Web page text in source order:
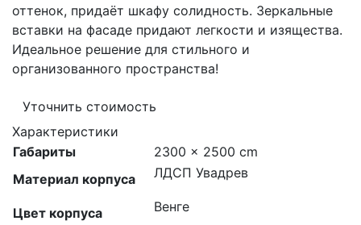
оттенок, придаёт шкафу солидность. Зеркальные
вставки на фасаде придают легкости и изящества.
Идеальное решение для стильного и
организованного пространства!
Уточнить стоимость
Характеристики
Габариты
2300 × 2500 cm
Материал корпуса
ЛДСП Увадрев
Цвет корпуса Венге